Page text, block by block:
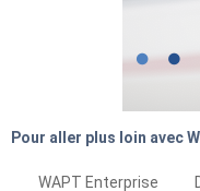
Pour aller plus loin avec
WAPT Enterprise